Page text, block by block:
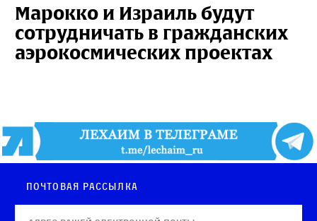
Марокко и Израиль будут
сотрудничать в гражданских
аэрокосмических проектах
Почтовая рассылка